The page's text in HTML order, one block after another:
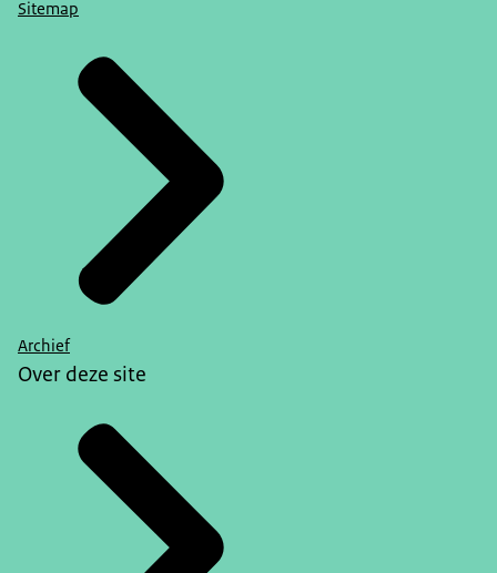
Sitemap
Archief
Over deze site